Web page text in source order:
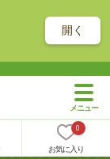
開く
0
お気に入り